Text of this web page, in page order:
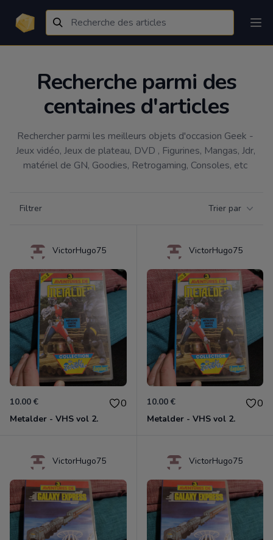
Recherche parmi des
centaines d'articles
Rechercher parmi les meilleurs objets d'occasion Geek -
Jeux vidéo, Jeux de plateau, DVD , Figurines, Mangas, Jdr,
matériel de GN, Goodies, Retrogaming, Consoles, etc
Filtrer Trier par
VictorHugo75
10.00 € 0
Metalder - VHS vol 2.
VictorHugo75
10.00 € 0
Metalder - VHS vol 2.
VictorHugo75 VictorHugo75